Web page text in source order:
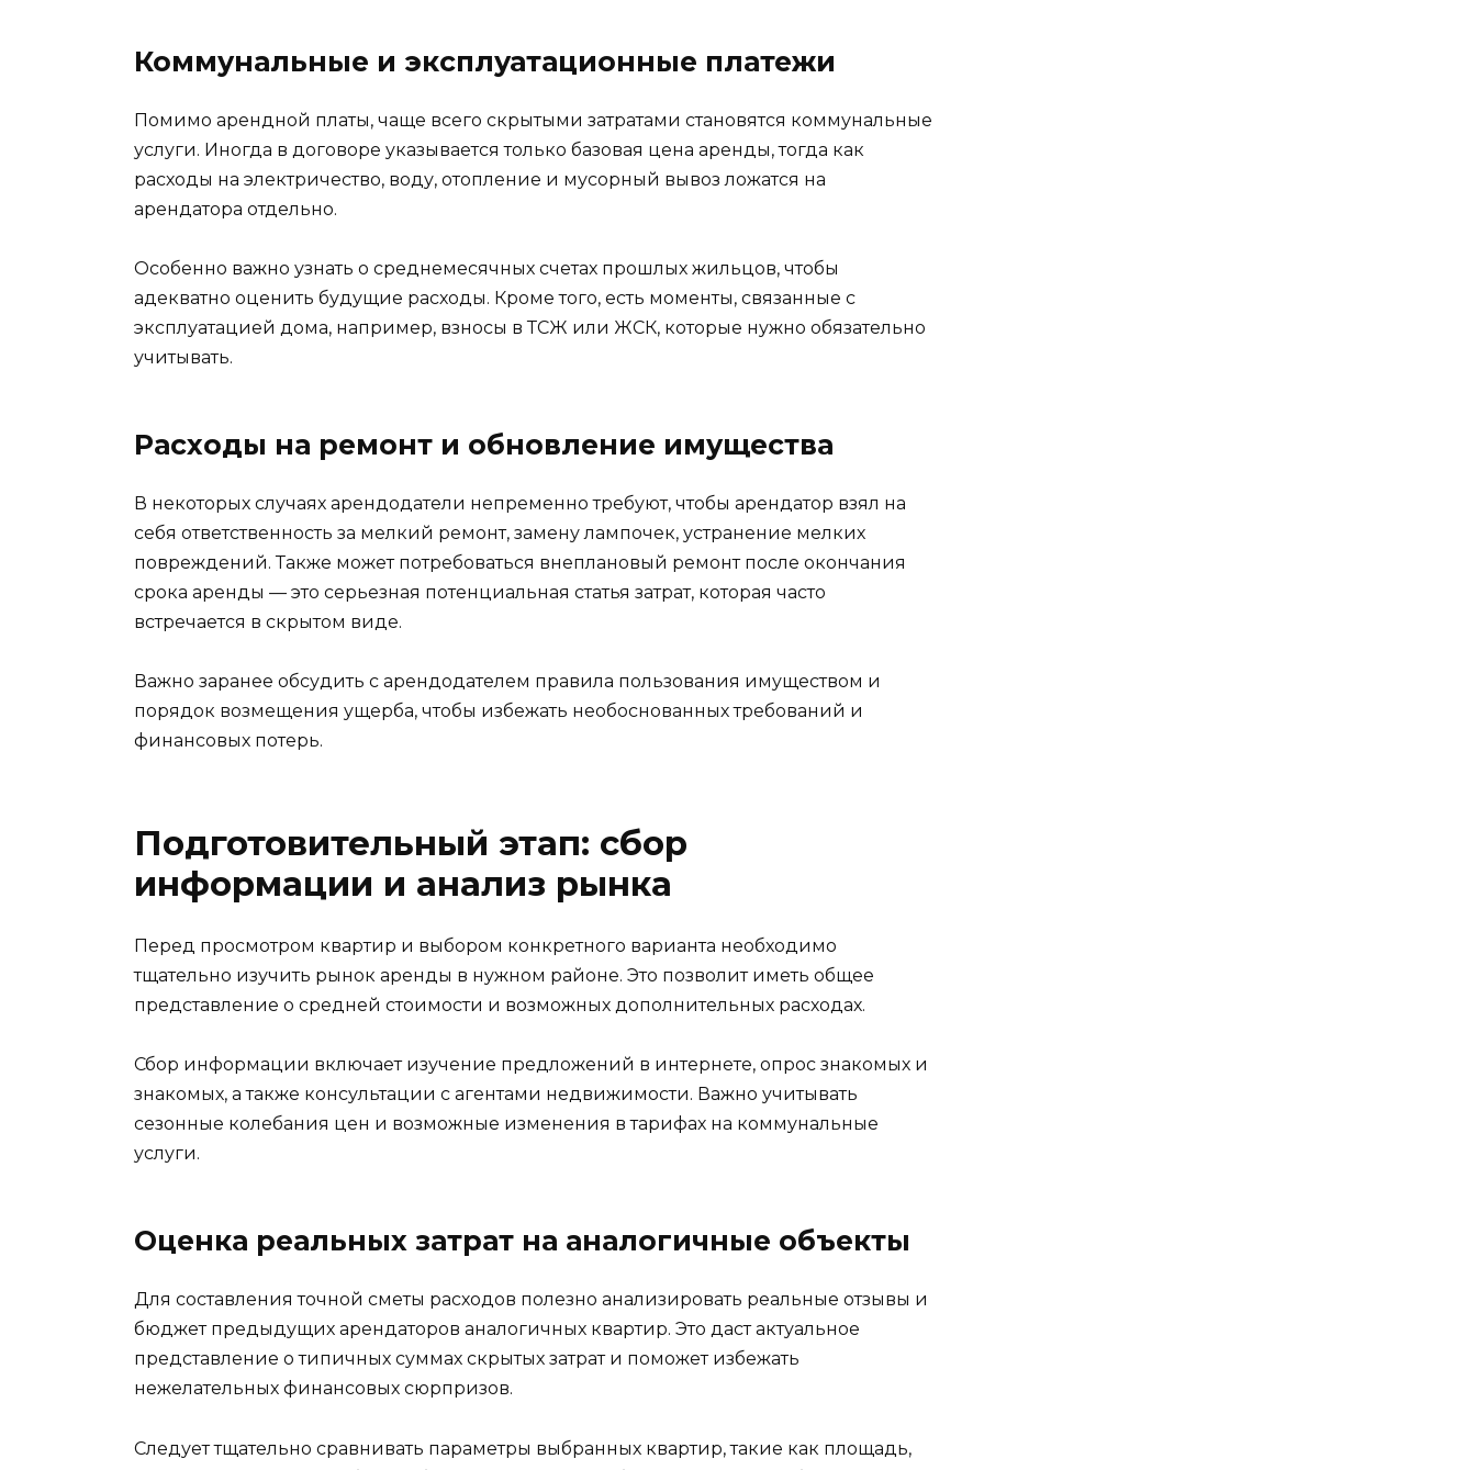
Коммунальные и эксплуатационные платежи
Помимо арендной платы, чаще всего скрытыми затратами становятся коммунальные
услуги. Иногда в договоре указывается только базовая цена аренды, тогда как
расходы на электричество, воду, отопление и мусорный вывоз ложатся на
арендатора отдельно.
Особенно важно узнать о среднемесячных счетах прошлых жильцов, чтобы
адекватно оценить будущие расходы. Кроме того, есть моменты, связанные с
эксплуатацией дома, например, взносы в ТСЖ или ЖСК, которые нужно обязательно
учитывать.
Расходы на ремонт и обновление имущества
В некоторых случаях арендодатели непременно требуют, чтобы арендатор взял на
себя ответственность за мелкий ремонт, замену лампочек, устранение мелких
повреждений. Также может потребоваться внеплановый ремонт после окончания
срока аренды — это серьезная потенциальная статья затрат, которая часто
встречается в скрытом виде.
Важно заранее обсудить с арендодателем правила пользования имуществом и
порядок возмещения ущерба, чтобы избежать необоснованных требований и
финансовых потерь.
Подготовительный этап: сбор
информации и анализ рынка
Перед просмотром квартир и выбором конкретного варианта необходимо
тщательно изучить рынок аренды в нужном районе. Это позволит иметь общее
представление о средней стоимости и возможных дополнительных расходах.
Сбор информации включает изучение предложений в интернете, опрос знакомых и
знакомых, а также консультации с агентами недвижимости. Важно учитывать
сезонные колебания цен и возможные изменения в тарифах на коммунальные
услуги.
Оценка реальных затрат на аналогичные объекты
Для составления точной сметы расходов полезно анализировать реальные отзывы и
бюджет предыдущих арендаторов аналогичных квартир. Это даст актуальное
представление о типичных суммах скрытых затрат и поможет избежать
нежелательных финансовых сюрпризов.
Следует тщательно сравнивать параметры выбранных квартир, такие как площадь,